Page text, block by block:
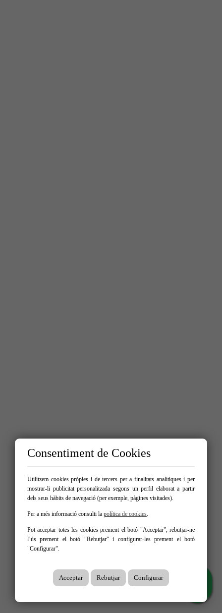
Consentiment de Cookies
Utilitzem cookies pròpies i de tercers per a finalitats analítiques i per
mostrar-li publicitat personalitzada segons un perfil elaborat a partir
dels seus hàbits de navegació (per exemple, pàgines visitades).
Per a més informació consulti la política de cookies.
Pot acceptar totes les cookies prement el botó "Acceptar", rebutjar-ne
l’ús prement el botó "Rebutjar" i configurar-les prement el botó
"Configurar".
Acceptar Rebutjar Configurar